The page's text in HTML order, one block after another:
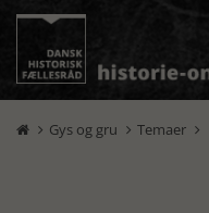
 Gys og gru  Temaer 